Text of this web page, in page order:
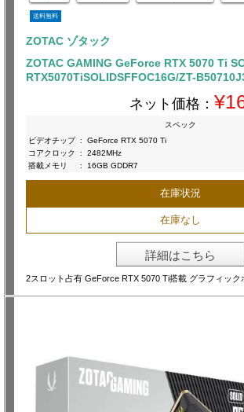
送料無料
ZOTAC ゾタック
ZOTAC GAMING GeForce RTX 5070 Ti
RTX5070TiSOLIDSFFOC16G/ZT-
ネット価格：
スペック
ビデオチップ :
GeForce RTX 5070 Ti
コアクロック
:
2482MHz
搭載メモリ
: 16GB GDDR7
在庫状況
在庫なし
詳細はこちら
2スロット占有 GeForce RTX 5070 Ti搭載 グラフィック